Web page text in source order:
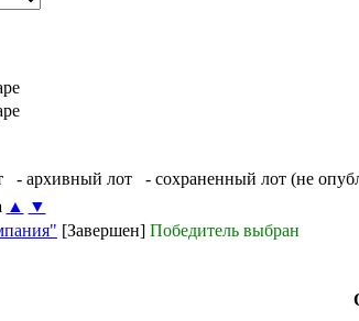
- архивный лот
- сохраненный лот (не
▲ ▼
[Завершен] Победитель выбран